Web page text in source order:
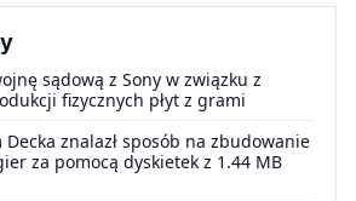
sądową z Sony w związku z
fizycznych płyt z grami
Decka znalazł sposób na zbudowanie
za pomocą dyskietek z 1.44 MB